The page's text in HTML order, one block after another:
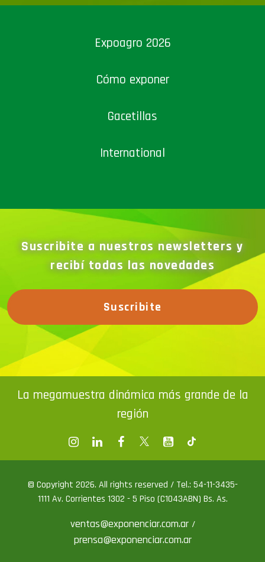
Expoagro 2026
Cómo exponer
Gacetillas
International
Suscribite a nuestros newsletters y
recibí todas las novedades
Suscribite
La megamuestra dinámica más grande de la
región
© Copyright 2026. All rights reserved / Tel.: 54-11-3435-
1111 Av. Corrientes 1302 - 5 Piso (C1043ABN) Bs. As.
ventas@exponenciar.com.ar /
prensa@exponenciar.com.ar